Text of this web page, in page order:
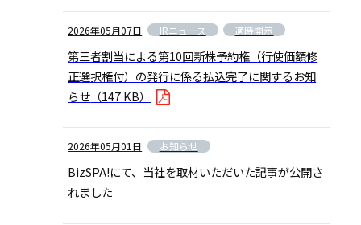
2026年05月07日 IRニュース 適時開示
第三者割当による第10回新株予約権（行使価額修
正選択権付）の発行に係る払込完了に関するお知
らせ （147 KB）
2026年05月01日 お知らせ
BizSPA!にて、当社を取材いただいた記事が公開さ
れました